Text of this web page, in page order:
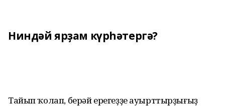
Ниндәй ярҙам күрһәтергә?
Тайып ҡолап, берәй ерегеҙҙе ауырттыр­ҙығыҙ